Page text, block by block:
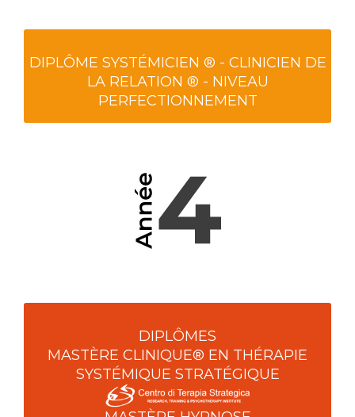
DIPLÔME SYSTÉMICIEN ® - CLINICIEN DE
LA RELATION ® - NIVEAU
PERFECTIONNEMENT
DIPLÔMES
MASTÈRE CLINIQUE® EN THÉRAPIE
SYSTÉMIQUE STRATÉGIQUE